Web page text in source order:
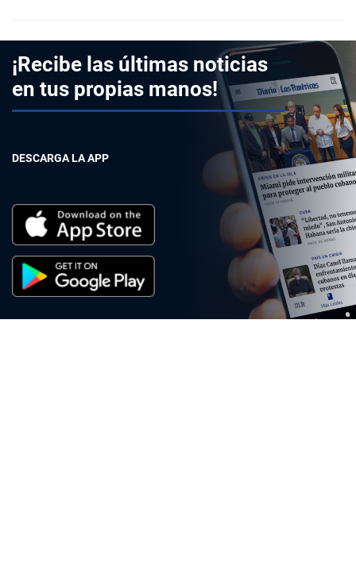
¡Recibe las últimas noticias
en tus propias manos!
DESCARGA LA APP